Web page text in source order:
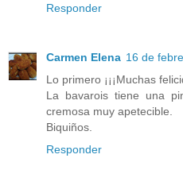
Responder
Carmen Elena 16 de
Lo primero ¡¡¡Muchas
La bavarois tiene una
cremosa muy apetecible.
Biquiños.
Responder